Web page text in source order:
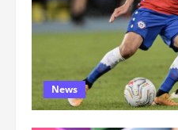
News